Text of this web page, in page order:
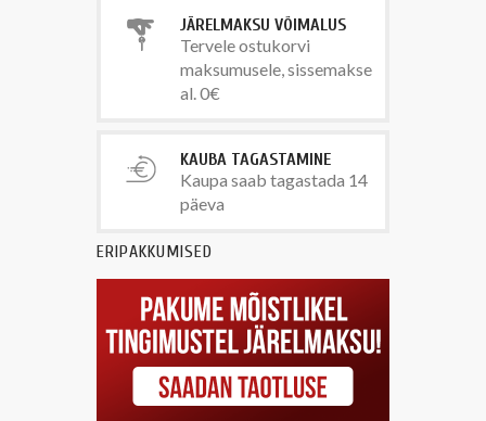
JÄRELMAKSU VÕIMALUS
Tervele ostukorvi
maksumusele, sissemakse
al. 0€
KAUBA TAGASTAMINE
Kaupa saab tagastada 14
päeva
ERIPAKKUMISED